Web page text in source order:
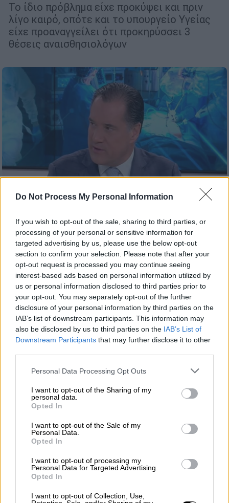
Do Not Process My Personal Information
If you wish to opt-out of the sale, sharing to third parties, or
processing of your personal or sensitive information for
targeted advertising by us, please use the below opt-out
section to confirm your selection. Please note that after your
opt-out request is processed you may continue seeing
interest-based ads based on personal information utilized by
us or personal information disclosed to third parties prior to
your opt-out. You may separately opt-out of the further
disclosure of your personal information by third parties on the
IAB’s list of downstream participants. This information may
also be disclosed by us to third parties on the IAB’s List of
Downstream Participants that may further disclose it to other
Please note that this website/app uses one or more Google
not limited to your visit or usage behaviour. You may click to
grant or deny consent to Google and its third-party tags to
use your data for below specified purposes in below Google
consent section.
Personal Data Processing Opt Outs
I want to opt-out of the Sharing of my
personal data.
Opted In
I want to opt-out of the Sale of my
Personal Data.
Opted In
I want to opt-out of processing my
Personal Data for Targeted Advertising.
Opted In
I want to opt-out of Collection, Use,
Το ίδιο πρόβλημα είχε προκύψει και πριν
λίγο καιρό, οπότε και το υπουργείο Υγείας
είχε προαναγγείλει ότι προκηρύσσει 3
θέσεις αναισθησιολόγων
Πολιτική|11.02.2024 09:37
Γεωργιάδης: Δωρεάν 50.000
απογευματινά χειρουργεία - Πότε οι
ανακοινώσεις - Τι είπε για τους
αναισθησιολόγους
Τι σχολίασε ο υπουργός στο OPEN για το
θέμα των αγροτών και το νομοσχέδιο για τα
ομόφυλα ζευγάρια